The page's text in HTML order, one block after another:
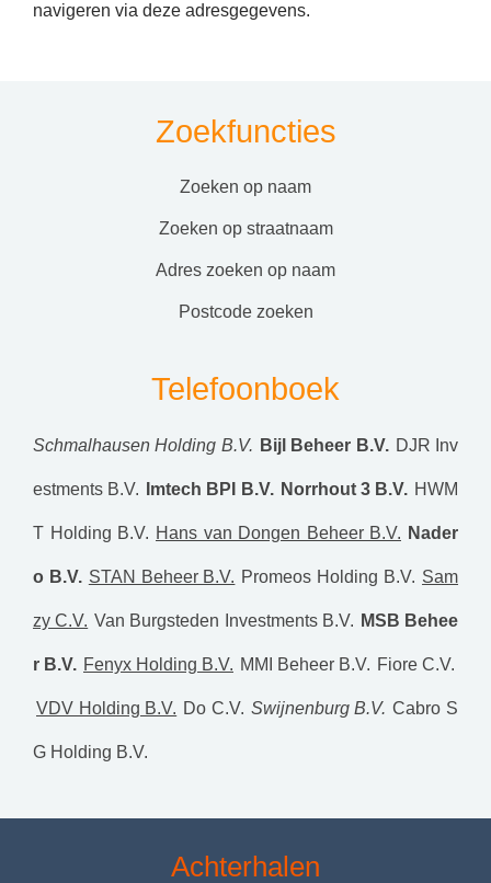
navigeren via deze adresgegevens.
Zoekfuncties
zoeken op naam
zoeken op straatnaam
adres zoeken op naam
postcode zoeken
Telefoonboek
Schmalhausen Holding B.V. Bijl Beheer B.V. DJR Inv
estments B.V. Imtech BPI B.V. Norrhout 3 B.V. HWM
T Holding B.V. Hans van Dongen Beheer B.V. Nader
o B.V. STAN Beheer B.V. Promeos Holding B.V. Sam
zy C.V. Van Burgsteden Investments B.V. MSB Behee
r B.V. Fenyx Holding B.V. MMI Beheer B.V. Fiore C.V.
VDV Holding B.V. Do C.V. Swijnenburg B.V. Cabro S
G Holding B.V.
Achterhalen